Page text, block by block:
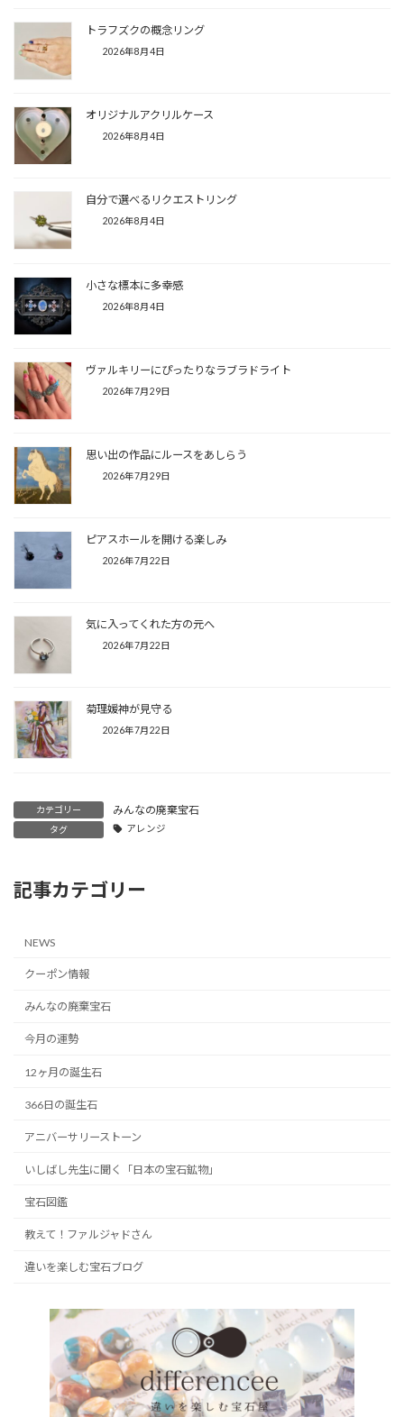
トラフズクの概念リング
2026年8月4日
オリジナルアクリルケース
2026年8月4日
自分で選べるリクエストリング
2026年8月4日
小さな標本に多幸感
2026年8月4日
ヴァルキリーにぴったりなラブラドライト
2026年7月29日
思い出の作品にルースをあしらう
2026年7月29日
ピアスホールを開ける楽しみ
2026年7月22日
気に入ってくれた方の元へ
2026年7月22日
菊理媛神が見守る
2026年7月22日
カテゴリー みんなの廃棄宝石
タグ アレンジ
記事カテゴリー
NEWS
クーポン情報
みんなの廃棄宝石
今月の運勢
12ヶ月の誕生石
366日の誕生石
アニバーサリーストーン
いしばし先生に聞く「日本の宝石鉱物」
宝石図鑑
教えて！ファルジャドさん
違いを楽しむ宝石ブログ